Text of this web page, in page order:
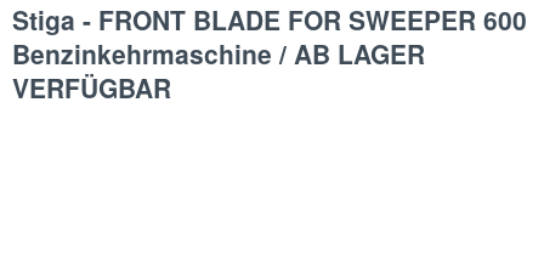
Stiga - FRONT BLADE FOR SWEEPER 600
Benzinkehrmaschine / AB LAGER
VERFÜGBAR